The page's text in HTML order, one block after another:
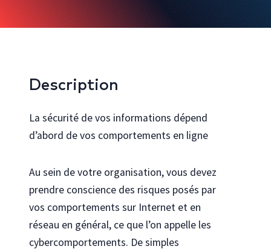
Description
La sécurité de vos informations dépend
d’abord de vos comportements en ligne
Au sein de votre organisation, vous devez
prendre conscience des risques posés par
vos comportements sur Internet et en
réseau en général, ce que l’on appelle les
cybercomportements. De simples
Cocréez avec nous
organisation
Programmes
Se connecter au portail gouvernemental
Vous travaillez pour le gouvernement du Québec ? Accéder à votre
catalogue de formation dédié